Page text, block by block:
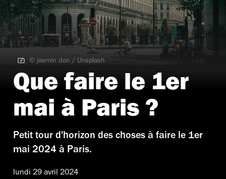
© jaemin don / Unsplash
© jaemin don / Unsplash
Que faire le 1er
mai à Paris ?
Petit tour d'horizon des choses à faire le 1er
mai 2024 à Paris.
lundi 29 avril 2024